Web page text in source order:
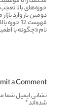
حوزه‌های بالا
دومین بار وارد
نام «چگونه با
a Comment
نشانی ایمیل شما